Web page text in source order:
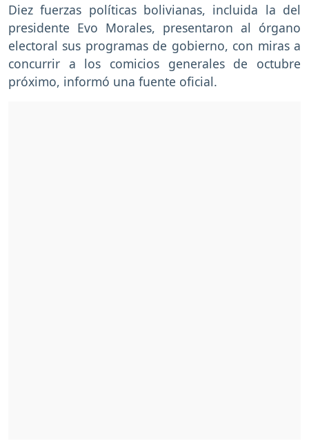
Diez fuerzas políticas bolivianas, incluida la del
presidente Evo Morales, presentaron al órgano
electoral sus programas de gobierno, con miras a
concurrir a los comicios generales de octubre
próximo, informó una fuente oficial.